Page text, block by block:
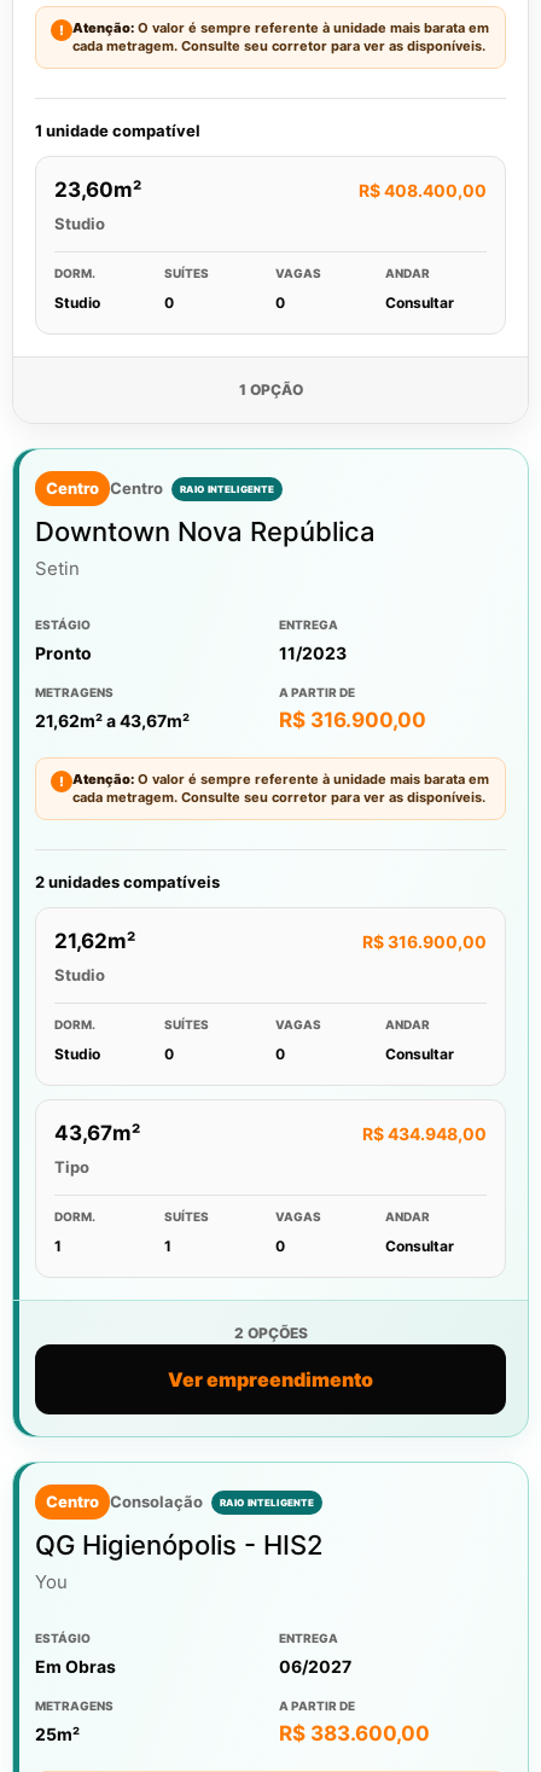
! Atenção: O valor é sempre referente à unidade mais barata em
cada metragem. Consulte seu corretor para ver as disponíveis.
1 unidade compatível
23,60m² R$ 408.400,00
Studio
DORM.
Studio
SUÍTES
0
VAGAS
0
ANDAR
Consultar
1 OPÇÃO
Centro Centro
Downtown Nova República
Setin
ESTÁGIO
Pronto
ENTREGA
11/2023
METRAGENS
21,62m² a 43,67m²
A PARTIR DE
R$ 316.900,00
! Atenção: O valor é sempre referente à unidade mais barata em
cada metragem. Consulte seu corretor para ver as disponíveis.
2 unidades compatíveis
21,62m² R$ 316.900,00
Studio
DORM.
Studio
SUÍTES
0
VAGAS
0
ANDAR
Consultar
43,67m² R$ 434.948,00
Tipo
DORM.
1
SUÍTES
1
VAGAS
0
ANDAR
Consultar
2 OPÇÕES
Ver empreendimento
Centro Consolação
QG Higienópolis - HIS2
You
ESTÁGIO
Em Obras
ENTREGA
06/2027
METRAGENS
25m²
A PARTIR DE
R$ 383.600,00